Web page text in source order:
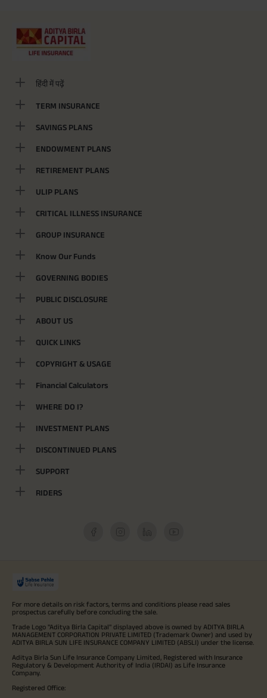
हिंदी में पढ़ें
TERM INSURANCE
SAVINGS PLANS
ENDOWMENT PLANS
RETIREMENT PLANS
ULIP PLANS
CRITICAL ILLNESS INSURANCE
GROUP INSURANCE
Know Our Funds
GOVERNING BODIES
PUBLIC DISCLOSURE
ABOUT US
QUICK LINKS
COPYRIGHT & USAGE
Financial Calculators
WHERE DO I?
INVESTMENT PLANS
DISCONTINUED PLANS
SUPPORT
RIDERS
For more details on risk factors, terms and conditions please read sales
prospectus carefully before concluding the sale.
Trade Logo "Aditya Birla Capital" displayed above is owned by ADITYA BIRLA
MANAGEMENT CORPORATION PRIVATE LIMITED (Trademark Owner) and used by
ADITYA BIRLA SUN LIFE INSURANCE COMPANY LIMITED (ABSLI) under the license.
Aditya Birla Sun Life Insurance Company Limited, Registered with Insurance
Regulatory & Development Authority of India (IRDAI) as Life Insurance
Company.
Registered Office: